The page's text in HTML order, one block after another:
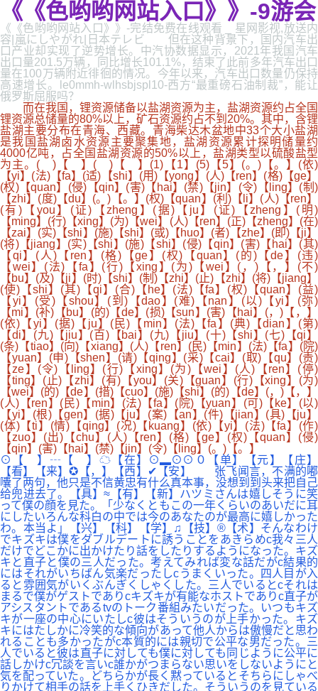
《《色哟哟网站入口》》-9游会
《《色哟哟网站入口》》-完结免费在线观看 _ 星网影视,放送内
容|嵐にしやがれ|日本テレビ 但在这种背景下，国内汽车出
口产业却实现了逆势增长。中汽协数据显示，2021年我国汽车
出口量201.5万辆，同比增长101.1%，结束了此前多年汽车出口
量在100万辆附近徘徊的情况。今年以来，汽车出口数量仍保持
高速增长。le0mmh-wlhsbjspl10-西方“最重磅石油制裁”，能让
俄罗斯屈服吗？
而在我国，锂资源储备以盐湖资源为主，盐湖资源约占全国
锂资源总储量的80%以上，矿石资源约占不到20%。其中，含锂
盐湖主要分布在青海、西藏。青海柴达木盆地中33个大小盐湖
是我国盐湖卤水资源主要聚集地，盐湖资源累计探明储量约
4000亿吨，占全国盐湖资源的50%以上，盐湖类型以硫酸盐型
为主。( )【 】( )【 】(1)【1】(5)【5】(。)【。】(依)
【yi】(法)【fa】(适)【shi】(用)【yong】(人)【ren】(格)【ge】
(权)【quan】(侵)【qin】(害)【hai】(禁)【jin】(令)【ling】(制)
【zhi】(度)【du】(。)【。】(权)【quan】(利)【li】(人)【ren】
(有)【you】(证)【zheng】(据)【ju】(证)【zheng】(明)
【ming】(行)【xing】(为)【wei】(人)【ren】(正)【zheng】(在)
【zai】(实)【shi】(施)【shi】(或)【huo】(者)【zhe】(即)【ji】
(将)【jiang】(实)【shi】(施)【shi】(侵)【qin】(害)【hai】(其)
【qi】(人)【ren】(格)【ge】(权)【quan】(的)【de】(违)
【wei】(法)【fa】(行)【xing】(为)【wei】(，)【，】(不)
【bu】(及)【ji】(时)【shi】(制)【zhi】(止)【zhi】(将)【jiang】
(使)【shi】(其)【qi】(合)【he】(法)【fa】(权)【quan】(益)
【yi】(受)【shou】(到)【dao】(难)【nan】(以)【yi】(弥)
【mi】(补)【bu】(的)【de】(损)【sun】(害)【hai】(，)【，】
(依)【yi】(据)【ju】(民)【min】(法)【fa】(典)【dian】(第)
【di】(九)【jiu】(百)【bai】(九)【jiu】(十)【shi】(七)【qi】
(条)【tiao】(向)【xiang】(人)【ren】(民)【min】(法)【fa】(院)
【yuan】(申)【shen】(请)【qing】(采)【cai】(取)【qu】(责)
【ze】(令)【ling】(行)【xing】(为)【wei】(人)【ren】(停)
【ting】(止)【zhi】(有)【you】(关)【guan】(行)【xing】(为)
【wei】(的)【de】(措)【cuo】(施)【shi】(的)【de】(，)【，】
(人)【ren】(民)【min】(法)【fa】(院)【yuan】(可)【ke】(以)
【yi】(根)【gen】(据)【ju】(案)【an】(件)【jian】(具)【ju】
(体)【ti】(情)【qing】(况)【kuang】(依)【yi】(法)【fa】(作)
【zuo】(出)【chu】(人)【ren】(格)【ge】(权)【quan】(侵)
【qin】(害)【hai】(禁)【jin】(令)【ling】(。)【。】
⊙【 】┄【 】☁【在】⊙▂⊙⊙０【单】【元】【庄】
【看】【来】✪【，】【西】✔【安】 张飞闻言，不满的嘟
囔了两句，他只是不信黄忠有什么真本事，没想到到头来把自己
给兜进去了。【具】≈【有】【新】ハツミさんは嬉しそうに笑
って僕の顔を見た。「少なくともこの一年くらいのあいだに耳
にしたいろんな科白の中では今のあなたのが最高に嬉しかった
わ。本当よ」【兴】【科】【学】♫【技】®【术】そんなわけ
でキズキは僕をダブルデートに誘うことをあきらめc我々三人
だけでどこかに出かけたり話をしたりするようになった。キズ
キと直子と僕の三人だった。考えてみれば変な話だがc結果的
にはそれがいちばん気楽だったしcうまくいった。四人目が入
ると雰囲気がいくぶんぎくしゃくした。三人でいるとcそれは
まるで僕がゲストでありcキズキが有能なホストでありc直子が
アシスタントであるtvのトーク番組みたいだった。いつもキズ
キが一座の中心にいたしc彼はそういうのが上手かった。キズ
キにはたしかに冷笑的な傾向があって他人からは傲慢だと思わ
れることも多かったがc本質的には親切で公平な男だった。三
人でいると彼は直子に対しても僕に対しても同じように公平に
話しかけc冗談を言いc誰かがつまらない思いをしないようにと
気を配っていた。どちらかが長く黙っているとそちらにしゃべ
りかけて相手の話を上手くひきだした。そういうのを見ている